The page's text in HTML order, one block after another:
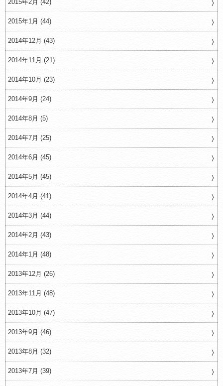
2015年2月 (42)
2015年1月 (44)
2014年12月 (43)
2014年11月 (21)
2014年10月 (23)
2014年9月 (24)
2014年8月 (5)
2014年7月 (25)
2014年6月 (45)
2014年5月 (45)
2014年4月 (41)
2014年3月 (44)
2014年2月 (43)
2014年1月 (48)
2013年12月 (26)
2013年11月 (48)
2013年10月 (47)
2013年9月 (46)
2013年8月 (32)
2013年7月 (39)